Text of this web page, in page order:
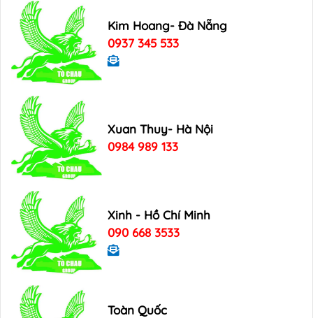
Kim Hoang- Đà Nẵng
0937 345 533
Xuan Thuy- Hà Nội
0984 989 133
Xinh - Hồ Chí Minh
090 668 3533
Toàn Quốc